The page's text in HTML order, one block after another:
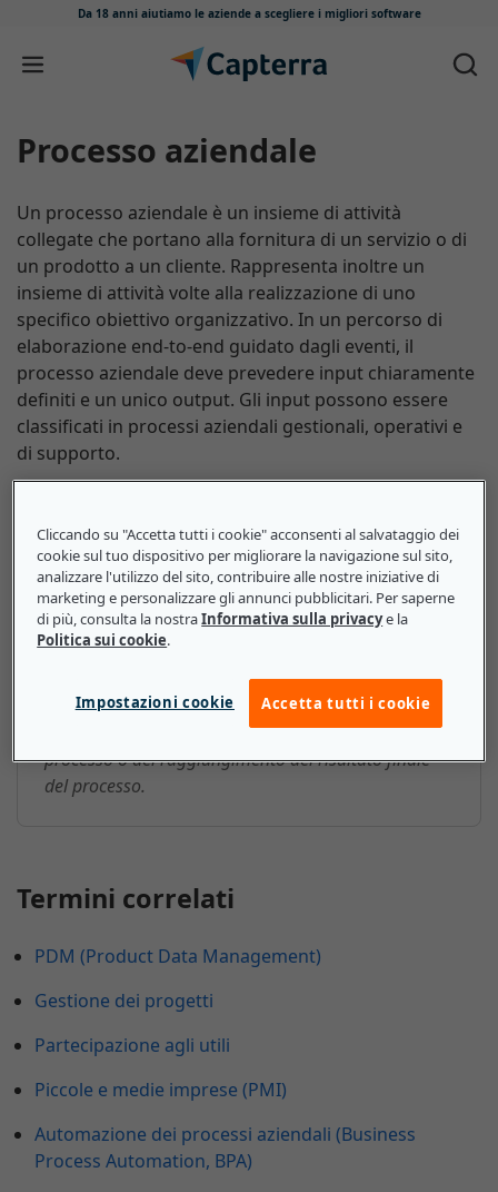
Da 18 anni aiutiamo le aziende a scegliere i migliori software
Salta e vai al contenuto
Processo aziendale
Un processo aziendale è un insieme di attività
collegate che portano alla fornitura di un servizio o di
un prodotto a un cliente. Rappresenta inoltre un
insieme di attività volte alla realizzazione di uno
specifico obiettivo organizzativo. In un percorso di
elaborazione end-to-end guidato dagli eventi, il
processo aziendale deve prevedere input chiaramente
definiti e un unico output. Gli input possono essere
classificati in processi aziendali gestionali, operativi e
di supporto.
Processo aziendale: ecco cosa
devono sapere le piccole e medie
imprese
Per misurare il successo di un processo aziendale,
una PMI deve tenere traccia dei parametri di
riferimento, del completamento delle diverse fasi del
processo o del raggiungimento del risultato finale
del processo.
Termini correlati
PDM (Product Data Management)
Gestione dei progetti
Partecipazione agli utili
Piccole e medie imprese (PMI)
Automazione dei processi aziendali (Business
Process Automation, BPA)
Cliccando su "Accetta tutti i cookie" acconsenti al salvataggio dei
cookie sul tuo dispositivo per migliorare la navigazione sul sito,
analizzare l'utilizzo del sito, contribuire alle nostre iniziative di
marketing e personalizzare gli annunci pubblicitari. Per saperne
di più, consulta la nostraInformativa sulla privacye la
Politica sui cookie.
Impostazioni cookie Accetta tutti i cookie